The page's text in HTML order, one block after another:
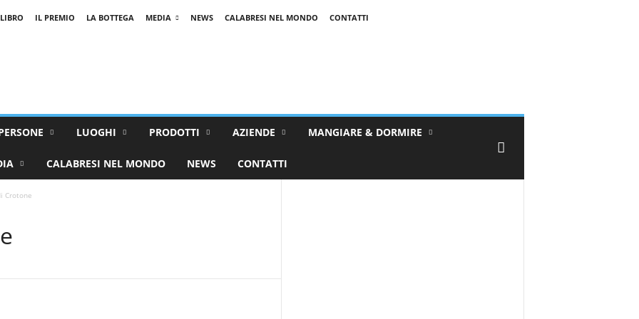
IL PREMIO LA BOTTEGA MEDIA NEWS CALABRESI NEL MONDO
CONTATTI
LUOGHI PRODOTTI AZIENDE MANGIARE & DORMIRE
CALABRESI NEL MONDO NEWS CONTATTI
Crotone